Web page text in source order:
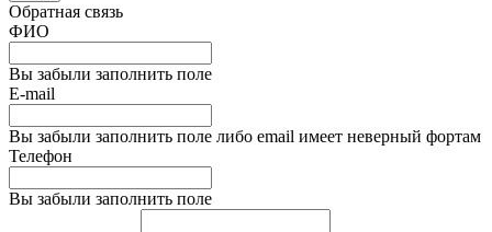
Обратная связь
ФИО
Вы забыли заполнить поле
E-mail
Вы забыли заполнить поле либо email имеет неверный фортам
Телефон
Вы забыли заполнить поле